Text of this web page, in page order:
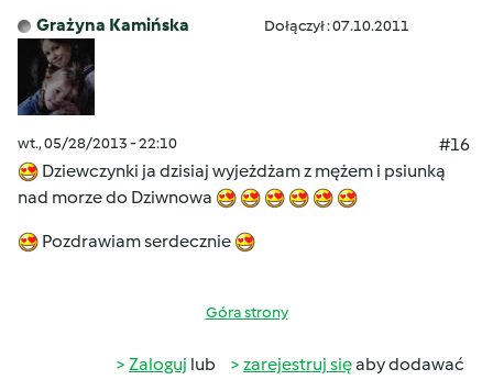
Grażyna Kamińska Dołączył : 07.10.2011
wt., 05/28/2013 - 22:10
#16
Dziewczynki ja dzisiaj wyjeżdżam z mężem i psiunką
nad morze do Dziwnowa
Pozdrawiam serdecznie
Góra strony
Zaloguj lub zarejestruj sięaby dodawać